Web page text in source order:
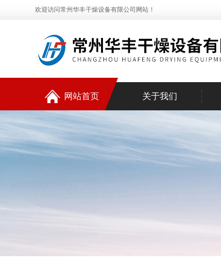
欢迎访问常州华丰干燥设备有限公司网站！
网站首页 关于我们